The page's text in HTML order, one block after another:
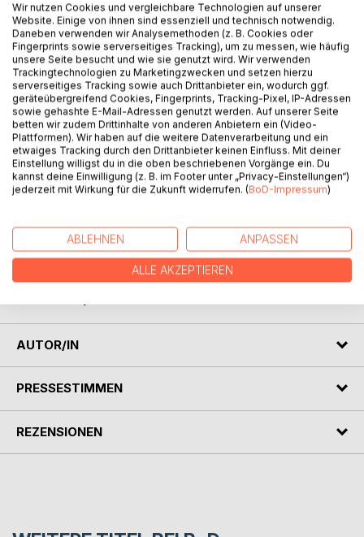
Roberto ist ein lebendiges Kuscheltier: eine Schildkröte.
Sie lebt bei Andreas, den alle nur Andi nennen, und seiner
Schwester in München.
"Als Andreas am Morgen die Augen öffnet, sitzt ein kleines
Stofftier auf seinem Kopfkissen. Es ist grün. Grüner Kopf,
grüne Beine und ein grüner Panzer auf dem Rücken: eine
Schildkröte. Sie ist einfach da. Sie lächelt. Und: sie spricht."
Gemeinsam erleben sie lustige Abenteuergeschichten in
München:
Im Tierpark ist Roberto plötzlich verschwunden, ein
gemaltes Unterwasserbild fängt an zu leben und eine echte
Echse landet im Kochtopf. Andi malt einen Urlaub und
Roberto geht baden. Ach, ja, und dann ist da noch die Kuh.
AUTOR/IN
PRESSESTIMMEN
REZENSIONEN
Wir nutzen Cookies und vergleichbare Technologien auf unserer
Website. Einige von ihnen sind essenziell und technisch notwendig.
Daneben verwenden wir Analysemethoden (z. B. Cookies oder
Fingerprints sowie serverseitiges Tracking), um zu messen, wie häufig
unsere Seite besucht und wie sie genutzt wird. Wir verwenden
Trackingtechnologien zu Marketingzwecken und setzen hierzu
serverseitiges Tracking sowie auch Drittanbieter ein, wodurch ggf.
geräteübergreifend Cookies, Fingerprints, Tracking-Pixel, IP-Adressen
sowie gehashte E-Mail-Adressen genutzt werden. Auf unserer Seite
betten wir zudem Drittinhalte von anderen Anbietern ein (Video-
Plattformen). Wir haben auf die weitere Datenverarbeitung und ein
etwaiges Tracking durch den Drittanbieter keinen Einfluss. Mit deiner
Einstellung willigst du in die oben beschriebenen Vorgänge ein. Du
kannst deine Einwilligung (z. B. im Footer unter „Privacy-Einstellungen“)
jederzeit mit Wirkung für die Zukunft widerrufen. (BoD-Impressum)
ABLEHNEN ANPASSEN
ALLE AKZEPTIEREN